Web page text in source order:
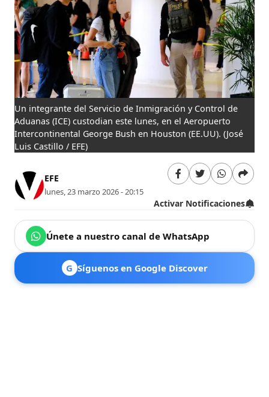
Un integrante del Servicio de Inmigración y Control de
Aduanas (ICE) custodian este lunes, en el Aeropuerto
Intercontinental George Bush en Houston (EE.UU). (José
Luis Castillo / EFE)
EFE
lunes, 23 marzo 2026 - 20:15
Activar Notificaciones
Únete a nuestro canal de WhatsApp
G Síguenos en Google Discover